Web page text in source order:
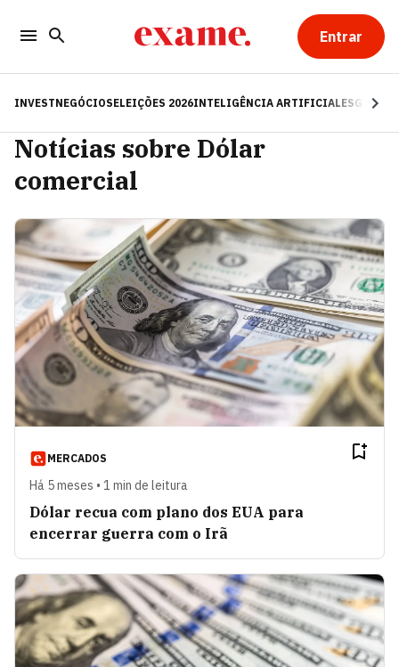
Entrar
INVESTNEGÓCIOSELEIÇÕES 2026INTELIGÊNCIA ARTIFICIALESG
Notícias sobre Dólar
comercial
MERCADOS
Há 5 meses • 1 min de leitura
Dólar recua com plano dos EUA para
encerrar guerra com o Irã